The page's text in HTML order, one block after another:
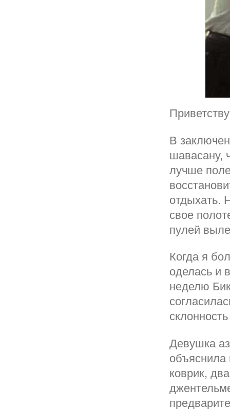
В
шавасану,
лучше
отдыхать.
свое
пулей
Когда я
оделась и
неделю
Девушка
объяснила
коврик,